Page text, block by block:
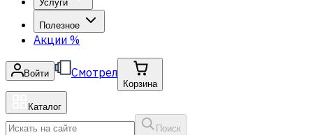
Услуги
Полезное
Акции %
Войти Смотрел
Корзина
Каталог
Поиск